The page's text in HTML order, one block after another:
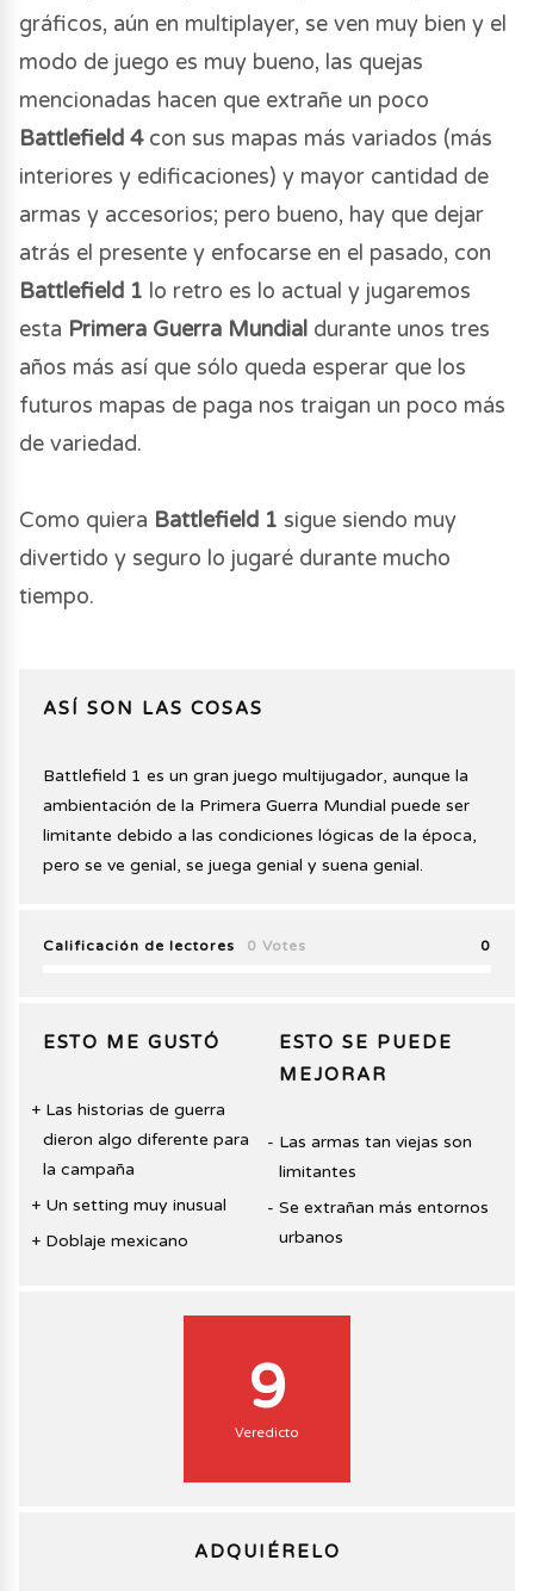
gráficos, aún en multiplayer, se ven muy bien y el
modo de juego es muy bueno, las quejas
mencionadas hacen que extrañe un poco
Battlefield 4con sus mapas más variados (más
interiores y edificaciones) y mayor cantidad de
armas y accesorios; pero bueno, hay que dejar
atrás el presente y enfocarse en el pasado, con
Battlefield 1 lo retro es lo actual y jugaremos
esta Primera Guerra Mundial durante unos tres
años más así que sólo queda esperar que los
futuros mapas de paga nos traigan un poco más
de variedad.
Como quiera Battlefield 1 sigue siendo muy
divertido y seguro lo jugaré durante mucho
tiempo.
ASÍ SON LAS COSAS
Battlefield 1 es un gran juego multijugador, aunque la
ambientación de la Primera Guerra Mundial puede ser
limitante debido a las condiciones lógicas de la época,
pero se ve genial, se juega genial y suena genial.
Calificación de lectores 0 Votes 0
ESTO ME GUSTÓ
Las historias de guerra
dieron algo diferente para
la campaña
Un setting muy inusual
Doblaje mexicano
ESTO SE PUEDE
MEJORAR
Las armas tan viejas son
limitantes
Se extrañan más entornos
urbanos
9
Veredicto
ADQUIÉRELO